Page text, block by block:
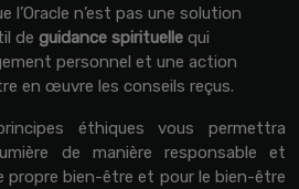
l’Oracle n’est pas une solution
de guidance spirituelle qui
personnel et une action
en œuvre les conseils reçus.
éthiques vous permettra
de manière responsable et
bien-être et pour le bien-être